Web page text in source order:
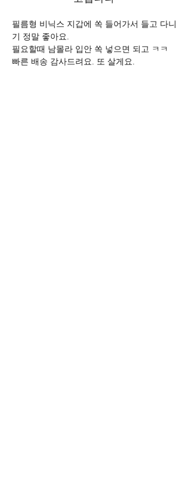
필름형 비닉스 지갑에 쏙 들어가서 들고 다니
기 정말 좋아요.
필요할때 남몰라 입안 쏙 넣으면 되고 ㅋㅋ
빠른 배송 감사드려요. 또 살게요.